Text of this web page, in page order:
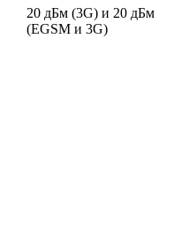
20 дБм (3G) и 20 дБм
(EGSM и 3G)